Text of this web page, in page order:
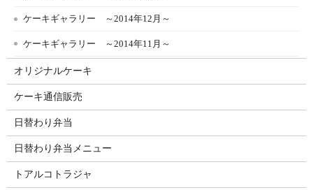
ケーキギャラリー ～2014年12月～
ケーキギャラリー ～2014年11月～
オリジナルケーキ
ケーキ通信販売
日替わり弁当
日替わり弁当メニュー
トアルコトラジャ